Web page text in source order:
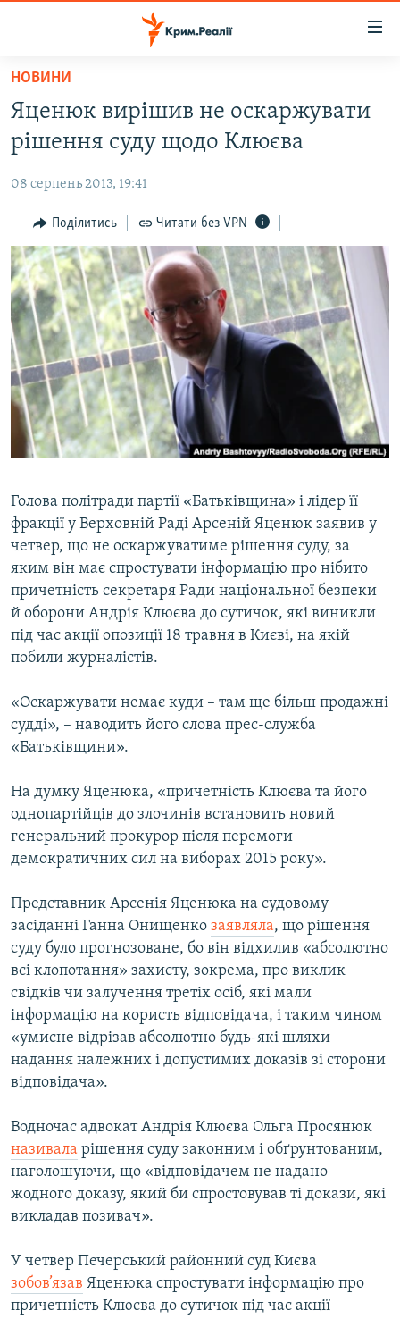
Перейти
основного
матеріалу
Перейти
до
навігації
Перейти
до
пошуку
ВОДА.КРИМ
ВІДЕО ТА ФОТО
ПОЛІТИКА
БЛОГИ
ПОГЛЯД
ІНТЕРВ'Ю
ВСЕ ЗА ДЕНЬ
СПЕЦПРОЕКТИ
ДЕПОРТАЦІЯ
ВІДЕОУРОКИ «ELIFBE»
СВІДЧЕННЯ ОКУПАЦІЇ
ІНФОГРАФІКА
ЯК ОБІЙТИ БЛОКУВАННЯ
Русский
Qırımtatar
Усі сайти RFE/RL
НОВИНИ
Яценюк вирішив не оскаржувати
рішення суду щодо Клюєва
08 серпень 2013, 19:41
Поділитись Читати без VPN
Голова політради партії «Батьківщина» і лідер її
фракції у Верховній Раді Арсеній Яценюк заявив у
четвер, що не оскаржуватиме рішення суду, за
яким він має спростувати інформацію про нібито
причетність секретаря Ради національної безпеки
й оборони Андрія Клюєва до сутичок, які виникли
під час акції опозиції 18 травня в Києві, на якій
побили журналістів.
«Оскаржувати немає куди – там ще більш продажні
судді», – наводить його слова прес-служба
«Батьківщини».
На думку Яценюка, «причетність Клюєва та його
однопартійців до злочинів встановить новий
генеральний прокурор після перемоги
демократичних сил на виборах 2015 року».
Представник Арсенія Яценюка на судовому
засіданні Ганна Онищенко заявляла, що рішення
суду було прогнозоване, бо він відхилив «абсолютно
всі клопотання» захисту, зокрема, про виклик
свідків чи залучення третіх осіб, які мали
інформацію на користь відповідача, і таким чином
«умисне відрізав абсолютно будь-які шляхи
надання належних і допустимих доказів зі сторони
відповідача».
Водночас адвокат Андрія Клюєва Ольга Просянюк
називала рішення суду законним і обґрунтованим,
наголошуючи, що «відповідачем не надано
жодного доказу, який би спростовував ті докази, які
викладав позивач».
У четвер Печерський районний суд Києва
зобов’язав Яценюка спростувати інформацію про
причетність Клюєва до сутичок під час акції